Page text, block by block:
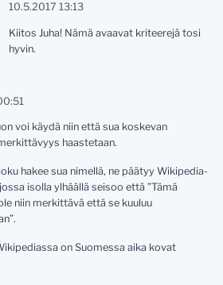
10.5.2017 13:13
Kiitos Juha! Nämä avaavat kriteerejä tosi
hyvin.
voi käydä niin että sua koskevan
haastetaan.
hakee sua nimellä, ne päätyy Wikipedia-
isolla ylhäällä seisoo että ”Tämä
niin merkittävä että se kuuluu
on Suomessa aika kovat